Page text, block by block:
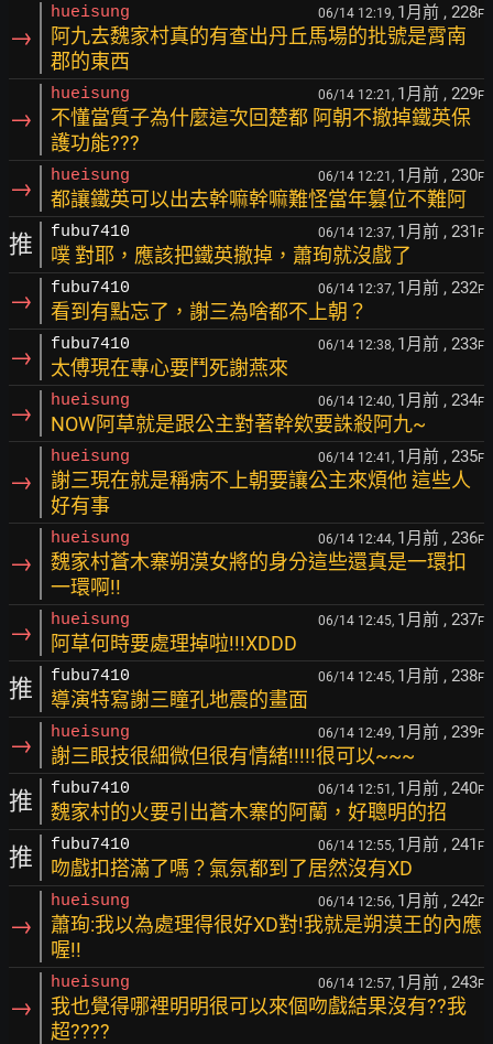
→
hueisung 06/14 12:19, 1月前 , 228F
阿九去魏家村真的有查出丹丘馬場的批號是霄南
郡的東西
→
hueisung 06/14 12:21, 1月前 , 229F
不懂當質子為什麼這次回楚都 阿朝不撤掉鐵英保
護功能???
→ hueisung 06/14 12:21, 1月前 , 230F
都讓鐵英可以出去幹嘛幹嘛難怪當年篡位不難阿
推 fubu7410 06/14 12:37, 1月前 , 231 F
噗 對耶，應該把鐵英撤掉，蕭珣就沒戲了
→ fubu7410 06/14 12:37, 1月前 , 232F
看到有點忘了，謝三為啥都不上朝？
→ fubu7410 06/14 12:38, 1月前 , 233F
太傅現在專心要鬥死謝燕來
→ hueisung 06/14 12:40, 1月前 , 234F
NOW阿草就是跟公主對著幹欸要誅殺阿九~
→
hueisung 06/14 12:41, 1月前 , 235F
謝三現在就是稱病不上朝要讓公主來煩他 這些人
好有事
→
hueisung 06/14 12:44, 1月前 , 236F
魏家村蒼木寨朔漠女將的身分這些還真是一環扣
一環啊!!
→ hueisung 06/14 12:45, 1月前 , 237F
阿草何時要處理掉啦!!!XDDD
推 fubu7410 06/14 12:45, 1月前 , 238F
導演特寫謝三瞳孔地震的畫面
→ hueisung 06/14 12:49, 1月前 , 239F
謝三眼技很細微但很有情緒!!!!!很可以~~~
推 fubu7410 06/14 12:51, 1月前 , 240F
魏家村的火要引出蒼木寨的阿蘭，好聰明的招
推 fubu7410 06/14 12:55, 1月前 , 241 F
吻戲扣搭滿了嗎？氣氛都到了居然沒有XD
→
hueisung 06/14 12:56, 1月前 , 242F
蕭珣:我以為處理得很好XD對!我就是朔漠王的內應
喔!!
→
hueisung 06/14 12:57, 1月前 , 243F
我也覺得哪裡明明很可以來個吻戲結果沒有??我
超????